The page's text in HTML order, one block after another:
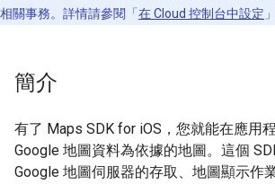
相關事務。詳情請參閱「 在 Cloud 控制台中設定
簡介
有了 Maps SDK for iOS，您就能在應用
Google 地圖資料為依據的地圖。這個
Google 地圖伺服器的存取、地圖顯示作